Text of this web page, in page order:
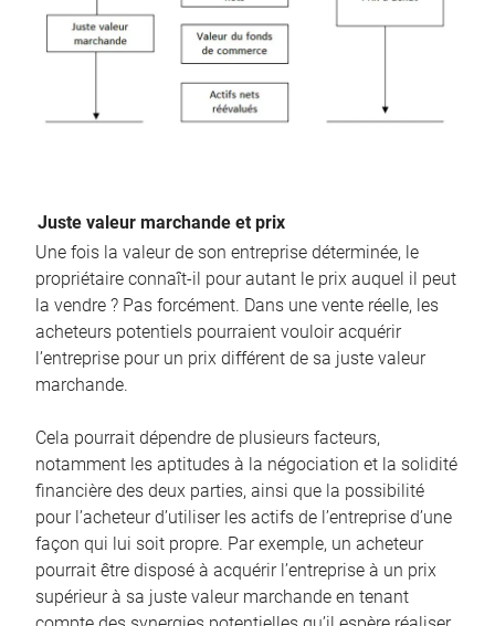
Juste valeur marchande et prix
Une fois la valeur de son entreprise déterminée, le
propriétaire connaît-il pour autant le prix auquel il peut
la vendre ? Pas forcément. Dans une vente réelle, les
acheteurs potentiels pourraient vouloir acquérir
l’entreprise pour un prix différent de sa juste valeur
marchande.
Cela pourrait dépendre de plusieurs facteurs,
notamment les aptitudes à la négociation et la solidité
financière des deux parties, ainsi que la possibilité
pour l’acheteur d’utiliser les actifs de l’entreprise d’une
façon qui lui soit propre. Par exemple, un acheteur
pourrait être disposé à acquérir l’entreprise à un prix
supérieur à sa juste valeur marchande en tenant